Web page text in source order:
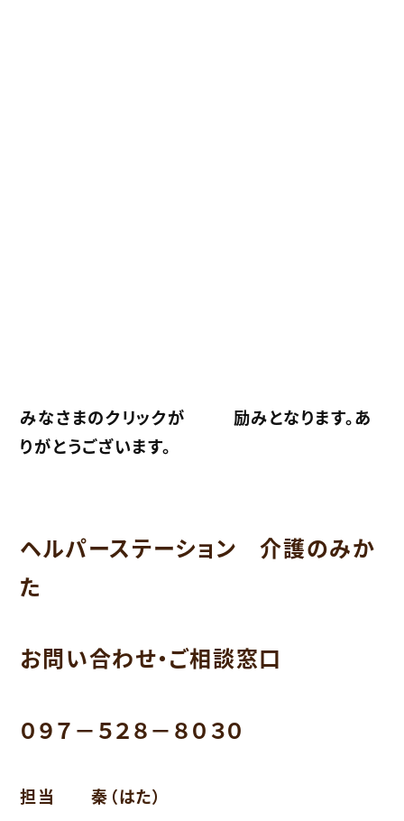
みなさまのクリックが
励みとなります。あ
りがとうございます。
ヘルパーステーション 介護のみか
た
お問い合わせ・ご相談窓口
０９７－５２８－８０３０
担当 秦（はた）